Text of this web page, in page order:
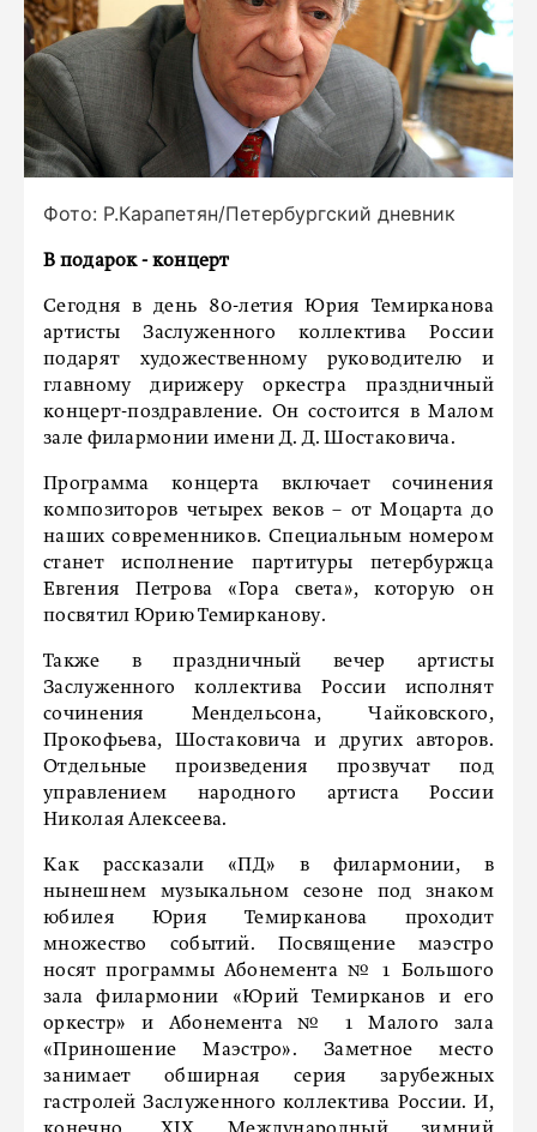
Фото: Р.Карапетян/Петербургский дневник
В подарок - концерт
Сегодня в день 80-летия Юрия Темирканова
артисты Заслуженного коллектива России
подарят художественному руководителю и
главному дирижеру оркестра праздничный
концерт-поздравление. Он состоится в Малом
зале филармонии имени Д. Д. Шостаковича.
Программа концерта включает сочинения
композиторов четырех веков – от Моцарта до
наших современников. Специальным номером
станет исполнение партитуры петербуржца
Евгения Петрова «Гора света», которую он
посвятил Юрию Темирканову.
Также в праздничный вечер артисты
Заслуженного коллектива России исполнят
сочинения Мендельсона, Чайковского,
Прокофьева, Шостаковича и других авторов.
Отдельные произведения прозвучат под
управлением народного артиста России
Николая Алексеева.
Как рассказали «ПД» в филармонии, в
нынешнем музыкальном сезоне под знаком
юбилея Юрия Темирканова проходит
множество событий. Посвящение маэстро
носят программы Абонемента № 1 Большого
зала филармонии «Юрий Темирканов и его
оркестр» и Абонемента № 1 Малого зала
«Приношение Маэстро». Заметное место
занимает обширная серия зарубежных
гастролей Заслуженного коллектива России. И,